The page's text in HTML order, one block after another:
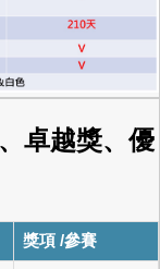
卓越獎、優
獎項 /參賽